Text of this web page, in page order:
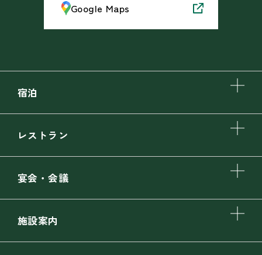
Google Maps
宿泊
レストラン
宴会・会議
施設案内